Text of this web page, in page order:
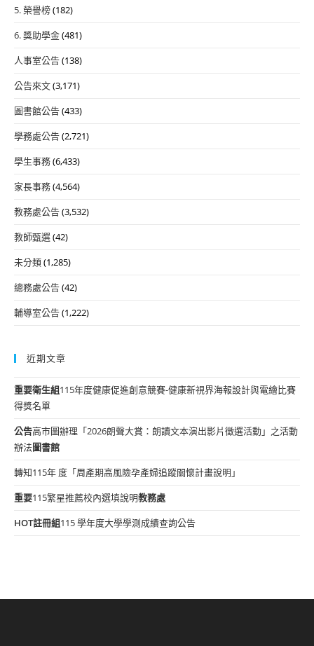
5. 榮譽榜(182)
6. 獎助學金(481)
人事室公告(138)
公告來文(3,171)
圖書館公告(433)
學務處公告(2,721)
學生事務(6,433)
家長事務(4,564)
教務處公告(3,532)
教師甄選(42)
未分類(1,285)
總務處公告(42)
輔導室公告(1,222)
近期文章
重要衛生組115年度健康促進創意競賽-健康新視界海報設計與電繪比賽
得獎名單
公告高市圖辦理「2026朗聲大賞：朗讀文本演出影片徵選活動」之活動
辦法圖書館
轉知115年 度「周產期高風險孕產婦追蹤關懷計畫說明」
重要115繁星推薦校內選填說明教務處
HOT註冊組115 學年度大學學測成績查詢公告